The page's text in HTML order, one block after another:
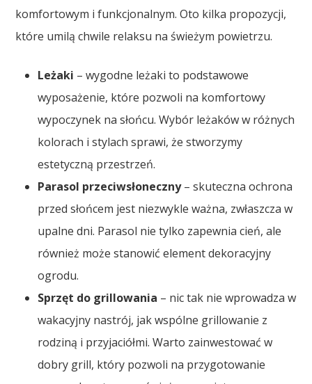
komfortowym i funkcjonalnym. Oto kilka propozycji,
które umilą chwile relaksu na świeżym powietrzu.
Leżaki – wygodne leżaki to podstawowe
wyposażenie, które pozwoli na komfortowy
wypoczynek na słońcu. Wybór leżaków w różnych
kolorach i stylach sprawi, że stworzymy
estetyczną przestrzeń.
Parasol przeciwsłoneczny– skuteczna ochrona
przed słońcem jest niezwykle ważna, zwłaszcza w
upalne dni. Parasol nie tylko zapewnia cień, ale
również może stanowić element dekoracyjny
ogrodu.
Sprzęt do grillowania – nic tak nie wprowadza w
wakacyjny nastrój, jak wspólne grillowanie z
rodziną i przyjaciółmi. Warto zainwestować w
dobry grill, który pozwoli na przygotowanie